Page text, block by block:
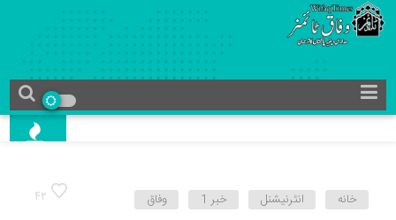
42 خانه انٹرنیشنل خبر 1 وفاق